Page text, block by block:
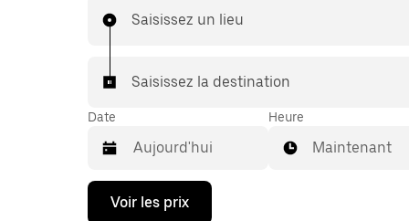
Saisissez un lieu
Saisissez la destination
Date
Appuyez
Heure
Maintenant
Voir les prix